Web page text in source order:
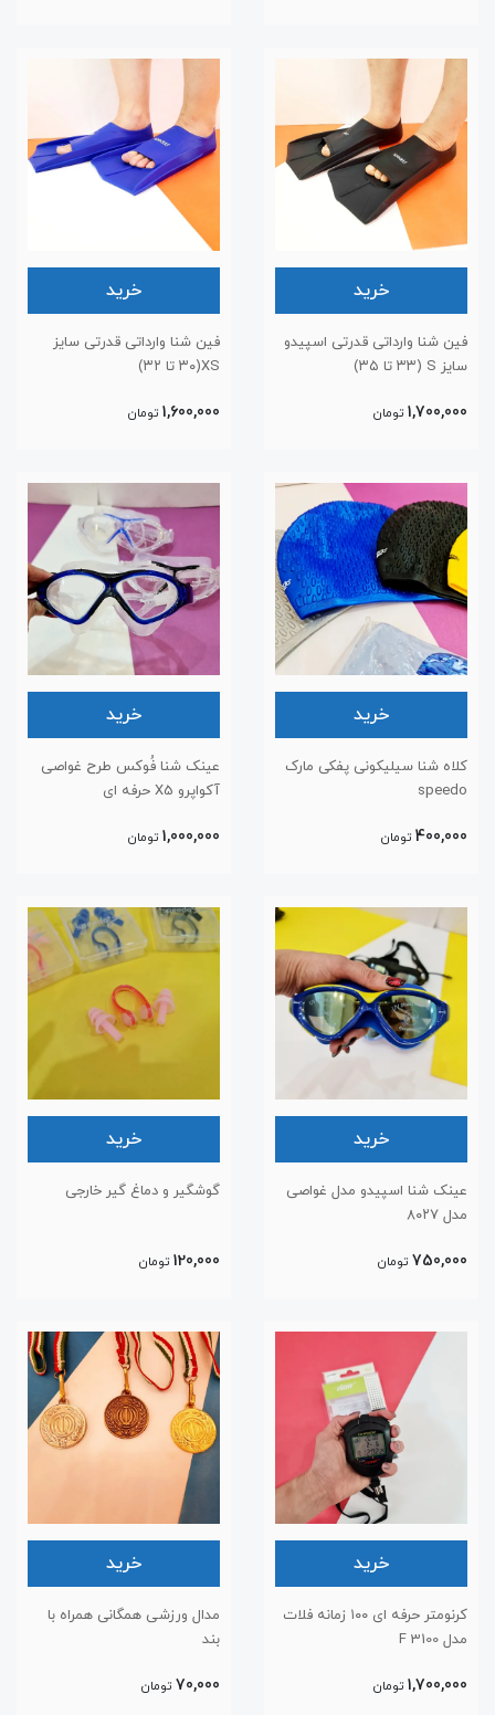
خرید
فین شنا وارداتی قدرتی اسپیدو
سایز S (۳۳ تا ۳۵)
1,700,000 تومان
خرید
فین شنا وارداتی قدرتی سایز
XS(۳۰ تا ۳۲)
1,600,000 تومان
خرید
کلاه شنا سیلیکونی پفکی مارک
speedo
400,000 تومان
خرید
عینک شنا فُوکس طرح غواصی
آکواپرو X5 حرفه ای
1,000,000 تومان
خرید
عینک شنا اسپیدو مدل غواصی
مدل ۸۰۲۷
750,000 تومان
خرید
گوشگیر و دماغ گیر خارجی
120,000 تومان
خرید
کرنومتر حرفه ای ۱۰۰ زمانه فلات
مدل F 3100
1,700,000 تومان
خرید
مدال ورزشی همگانی همراه با
بند
70,000 تومان